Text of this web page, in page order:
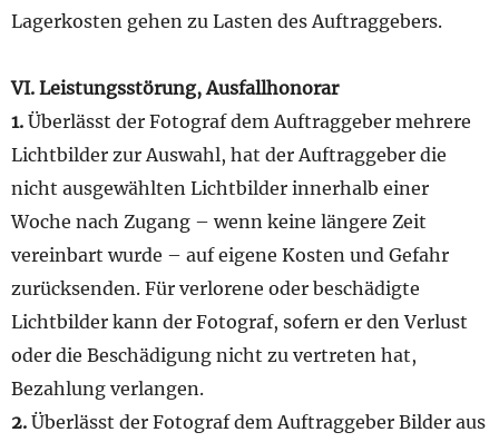
Lagerkosten gehen zu Lasten des Auftraggebers.
VI. Leistungsstörung, Ausfallhonorar
1. Überlässt der Fotograf dem Auftraggeber mehrere
Lichtbilder zur Auswahl, hat der Auftraggeber die
nicht ausgewählten Lichtbilder innerhalb einer
Woche nach Zugang – wenn keine längere Zeit
vereinbart wurde – auf eigene Kosten und Gefahr
zurücksenden. Für verlorene oder beschädigte
Lichtbilder kann der Fotograf, sofern er den Verlust
oder die Beschädigung nicht zu vertreten hat,
Bezahlung verlangen.
2. Überlässt der Fotograf dem Auftraggeber Bilder aus